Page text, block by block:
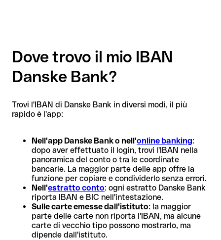
Dove trovo il mio IBAN
Danske Bank?
Trovi l'IBAN di Danske Bank in diversi modi, il più
rapido è l'app:
Nell'app Danske Bank o nell'online banking:
dopo aver effettuato il login, trovi l'IBAN nella
panoramica del conto o tra le coordinate
bancarie. La maggior parte delle app offre la
funzione per copiare e condividerlo senza errori.
Nell'estratto conto: ogni estratto Danske Bank
riporta IBAN e BIC nell'intestazione.
Sulle carte emesse dall'istituto: la maggior
parte delle carte non riporta l'IBAN, ma alcune
carte di vecchio tipo possono mostrarlo, ma
dipende dall'istituto.